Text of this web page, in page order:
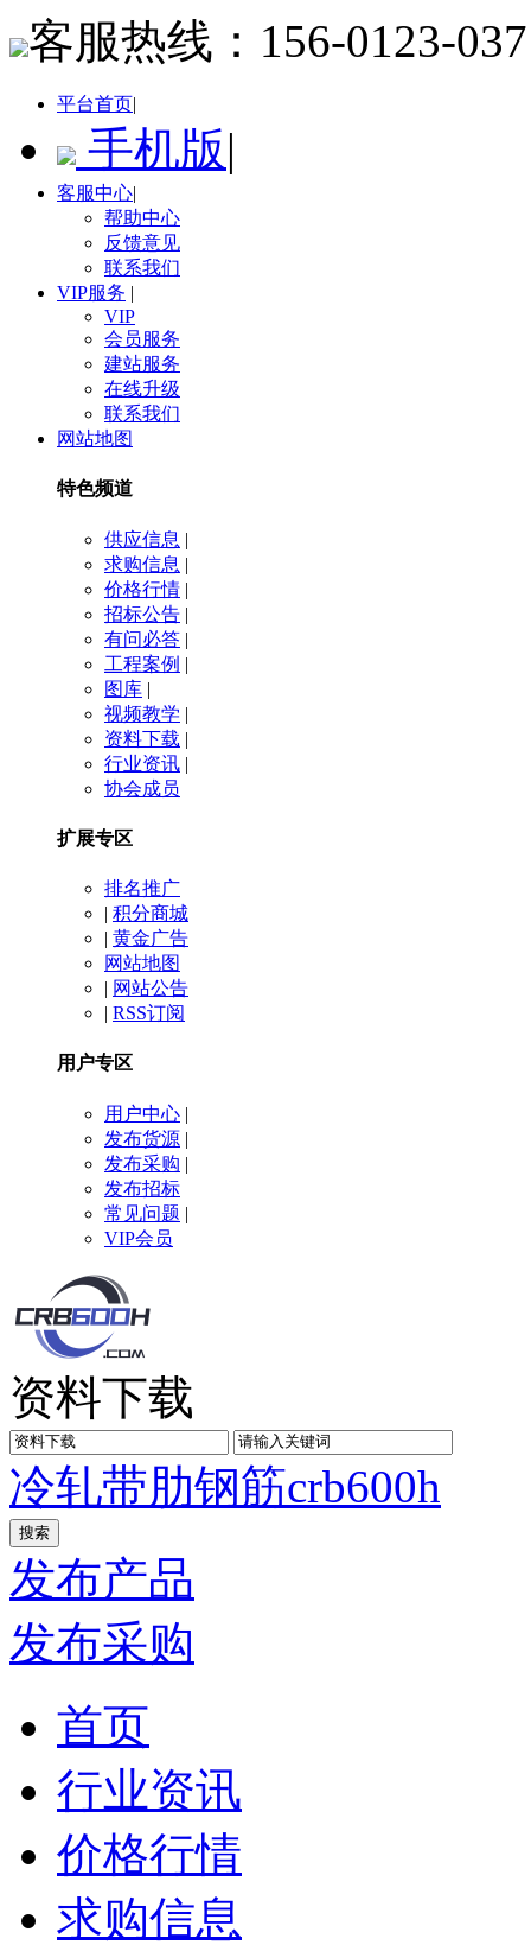
客服热线： 156-0123-
平台首页|
手机版|
客服中心|
帮助中心
反馈意见
联系我们
VIP服务 |
VIP
会员服务
建站服务
在线升级
联系我们
网站地图
特色频道
供应信息 |
求购信息 |
价格行情 |
招标公告 |
有问必答 |
工程案例 |
图库 |
视频教学 |
资料下载 |
行业资讯 |
协会成员
扩展专区
排名推广
| 积分商城
| 黄金广告
网站地图
| 网站公告
| RSS订阅
用户专区
用户中心 |
发布货源 |
发布采购 |
发布招标
常见问题 |
VIP会员
资料下载
冷轧带肋钢筋crb600h
发布产品
发布采购
首页
行业资讯
价格行情
求购信息